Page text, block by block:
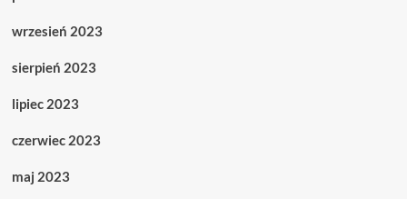
wrzesień 2023
sierpień 2023
lipiec 2023
czerwiec 2023
maj 2023